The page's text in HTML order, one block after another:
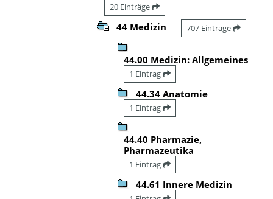
20 Einträge
44 Medizin 707 Einträge
44.00 Medizin: Allgemeines
1 Eintrag
44.34 Anatomie
1 Eintrag
44.40 Pharmazie,
Pharmazeutika
1 Eintrag
44.61 Innere Medizin